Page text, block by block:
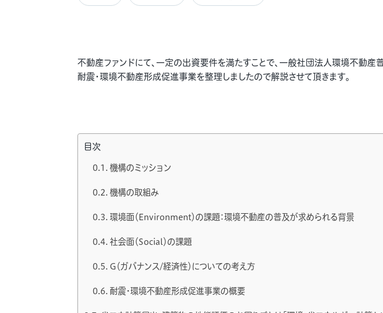
不動産ファンドにて、一定の出資要件を満たすことで、一般社団法人環境不動産
耐震・環境不動産形成促進事業を整理しましたので解説させて頂きます。
目次
機構のミッション
機構の取組み
環境面（Environment）の課題：環境不動産の普及が求められる背景
社会面（Social）の課題
G（ガバナンス/経済性）についての考え方
耐震・環境不動産形成促進事業の概要